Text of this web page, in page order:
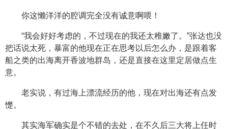
你这懒洋洋的腔调完全没有诚意啊喂！
“我会好好考虑的，不过现在的我还太稚嫩了。”张达也没
把话说太死，暴富的他现在正在思考以后怎么办，是跟着客
船之类的出海离开香波地群岛，还是直接在这里定居做点生
意。
老实说，有过海上漂流经历的他，现在对出海还有点发
憷。
其实海军确实是个不错的去处，在不久后三大将上任时